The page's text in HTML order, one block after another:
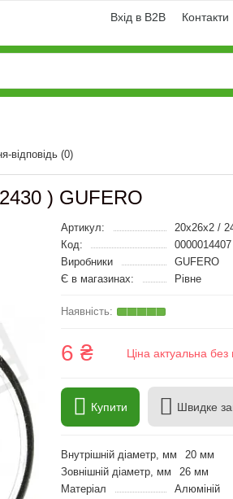
Вхід в B2B Контакти
відповідь (0)
) GUFERO
Артикул:
20x26x2 /
Код:
0000014407
Виробники
GUFERO
Є в магазинах:
Рівне
6 ₴ Ціна актуальна без
Купити Швидке
Внутрішній діаметр, мм
20 мм
Зовнішній діаметр, мм
26 мм
Матеріал
Алюміній